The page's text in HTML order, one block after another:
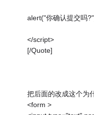
alert("你确认提交吗
</script>
[/Quote]
把后面的改成这个为
<form >